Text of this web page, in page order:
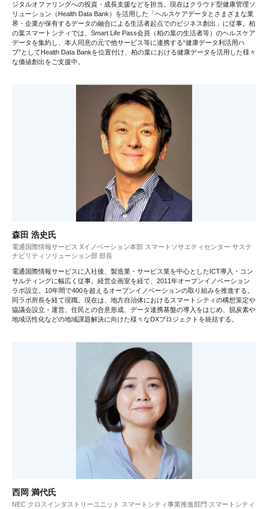
ジタルオファリングへの投資・成長支援などを担当。現在はクラウド型健康管理ソ
リューション（Health Data Bank）を活用した「ヘルスケアデータとさまざまな業
界・企業が保有するデータの融合による生活者起点でのビジネス創出」に従事。柏
の葉スマートシティでは、Smart Life Pass会員（柏の葉の生活者等）のヘルスケア
データを集約し、本人同意の元で他サービス等に連携する“健康データ利活用ハ
ブ”としてHealth Data Bankを位置付け、柏の葉における健康データを活用した様々
な価値創出をご支援中。
森田 浩史氏
電通国際情報サービス Xイノベーション本部 スマートソサエティセンター サステ
ナビリティソリューション部 部長
電通国際情報サービスに入社後、製造業・サービス業を中心としたICT導入・コン
サルティングに幅広く従事。経営企画室を経て、2011年オープンイノベーション
ラボ設立。10年間で400を超えるオープンイノベーションの取り組みを推進する。
同ラボ所長を経て現職。現在は、地方自治体におけるスマートシティの構想策定や
協議会設立・運営、住民との合意形成、データ連携基盤の導入をはじめ、脱炭素や
地域活性化などの地域課題解決に向けた様々なDXプロジェクトを統括する。
西岡 満代氏
NEC クロスインダストリーユニット スマートシティ事業推進部門 スマートシティ